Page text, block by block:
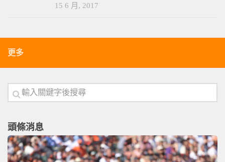
15 6 月, 2017
更多
頭條消息